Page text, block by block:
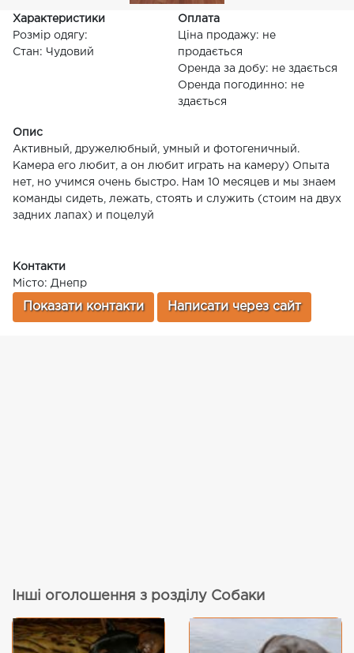
Характеристики
Розмір одягу:
Стан: Чудовий
Оплата
Ціна продажу: не
продається
Оренда за добу: не здається
Оренда погодинно: не
здається
Опис
Активный, дружелюбный, умный и фотогеничный.
Камера его любит, а он любит играть на камеру) Опыта
нет, но учимся очень быстро. Нам 10 месяцев и мы знаем
команды сидеть, лежать, стоять и служить (стоим на двух
задних лапах) и поцелуй
Контакти
Місто: Днепр
Показати контакти Написати через сайт
Інші оголошення з розділу Собаки